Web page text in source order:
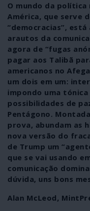
O mundo da política
América, que serve
“democracias”,
arautos da
agora de “fugas
pagar aos Talibã
americanos no
um dois em um:
impondo uma
possibilidades de
Pentágono.
prova, abundam as
nova versão do
de Trump um
que se vai usando
comunicação
dúvida, uns bons
Alan McLeod,